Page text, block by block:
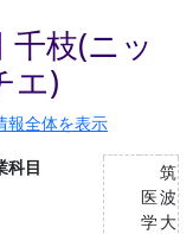
千枝(ニッ
エ)
報全体を表示
科目
医
学
筑
波
大